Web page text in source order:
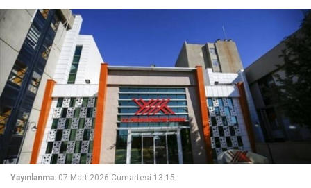
Yayınlanma: 07 Mart 2026 Cumartesi 13:15